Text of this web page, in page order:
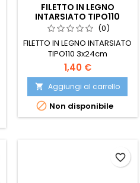
FILETTO IN LEGNO
INTARSIATO TIPO110
(0)
FILETTO IN LEGNO INTARSIATO
TIPO110 3x24cm
1,40 €
 Aggiungi al carrello
 Non disponibile
favorite_border